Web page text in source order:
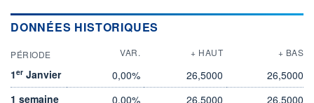
DONNÉES HISTORIQUES
PÉRIODE VAR. + HAUT + BAS
1er Janvier 0,00% 26,5000
26,5000
1 semaine
0,00% 26,5000
26,5000